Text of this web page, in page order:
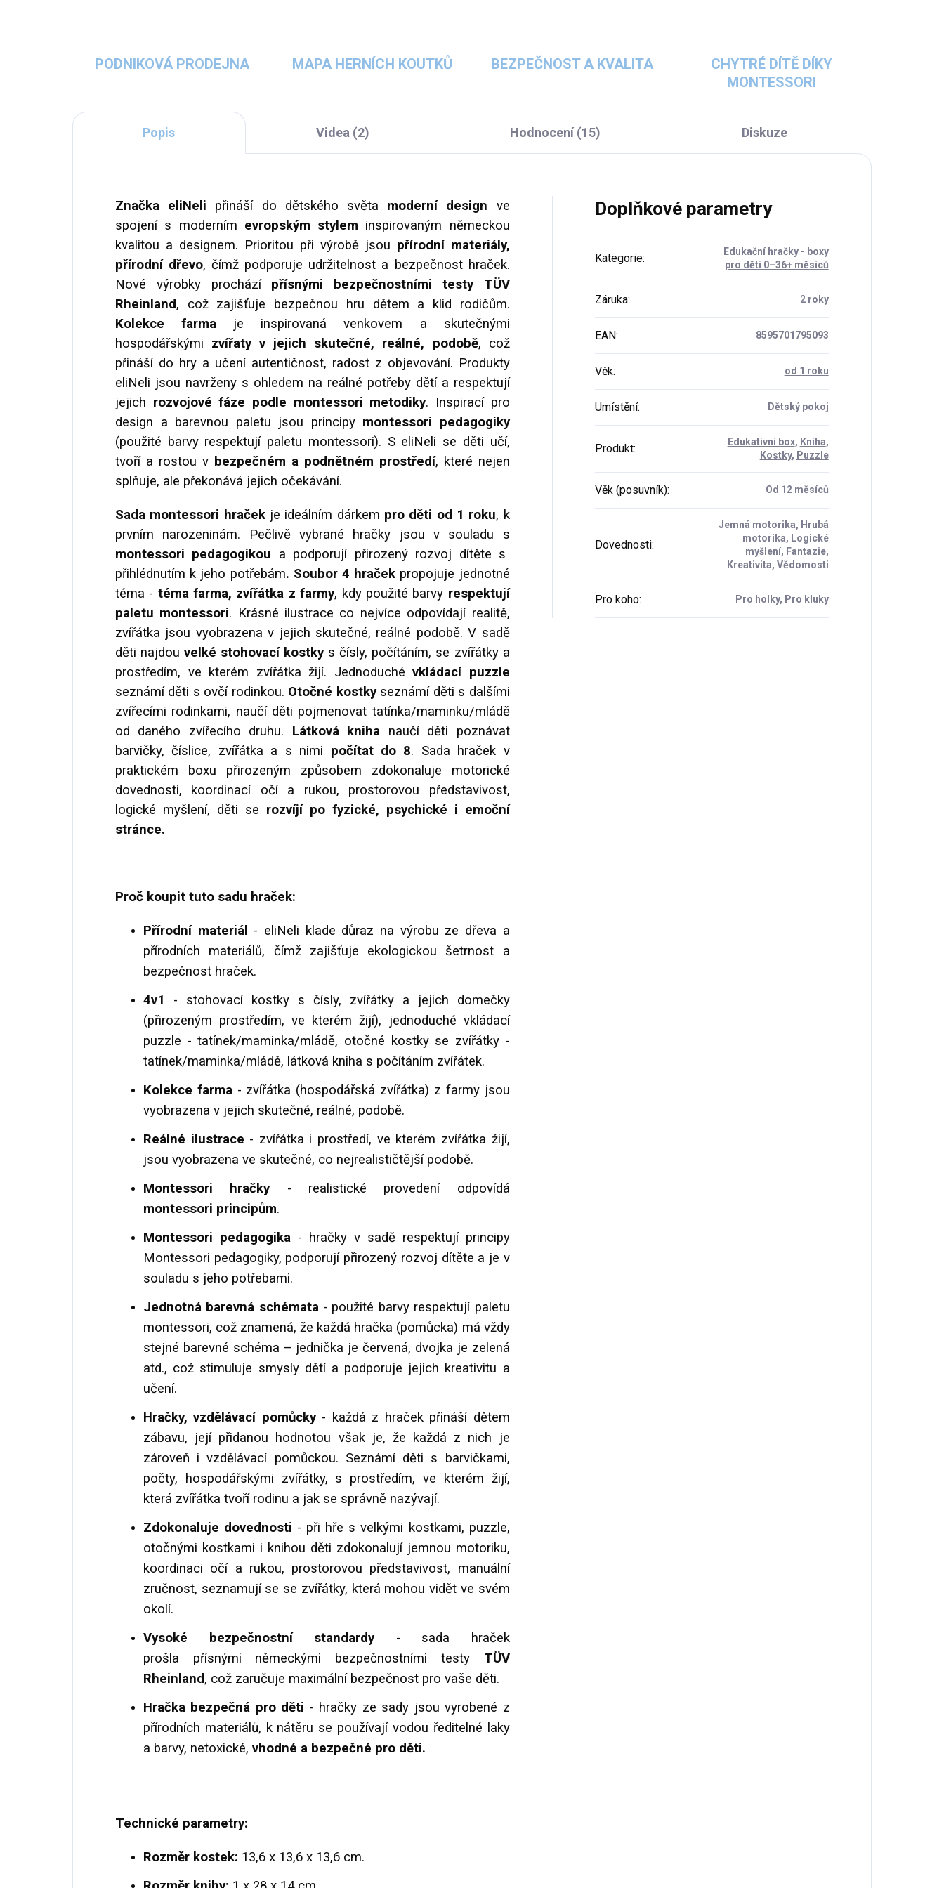
PODNIKOVÁ PRODEJNA MAPA HERNÍCH KOUTKŮ BEZPEČNOST A KVALITA
CHYTRÉ DÍTĚ DÍKY
MONTESSORI
Popis Videa (2) Hodnocení (15) Diskuze
Značka eliNeli přináší do dětského světa moderní design ve
spojení s moderním evropským stylem inspirovaným německou
kvalitou a designem. Prioritou při výrobě jsou přírodní materiály,
přírodní dřevo, čímž podporuje udržitelnost a bezpečnost hraček.
Nové výrobky procházípřísnými bezpečnostními testy TÜV
Rheinland, což zajišťuje bezpečnou hru dětem a klid rodičům.
Kolekce farma je inspirovaná venkovem a skutečnými
hospodářskými zvířaty v jejich skutečné, reálné, podobě, což
přináší do hry a učení autentičnost, radost z objevování. Produkty
eliNeli jsou navrženy s ohledem na reálné potřeby dětí a respektují
jejich rozvojové fáze podle montessori metodiky. Inspirací pro
design a barevnou paletu jsou principy montessori pedagogiky
(použité barvy respektují paletu montessori). S eliNeli se děti učí,
tvoří a rostou vbezpečném a podnětném prostředí, které nejen
splňuje, ale překonává jejich očekávání.
Sada montessori hraček je ideálním dárkem pro děti od 1 roku, k
prvním narozeninám. Pečlivě vybrané hračky jsou v souladu s
montessori pedagogikou a podporují přirozený rozvoj dítěte s
přihlédnutím k jeho potřebám. Soubor 4 hraček propojuje jednotné
téma - téma farma, zvířátka z farmy, kdy použité barvy respektují
paletu montessori. Krásné ilustrace co nejvíce odpovídají realitě,
zvířátka jsou vyobrazena v jejich skutečné, reálné podobě. V sadě
děti najdouvelké stohovací kostkys čísly, počítáním, se zvířátky a
prostředím, ve kterém zvířátka žijí. Jednoduchévkládací puzzle
seznámí děti s ovčí rodinkou. Otočné kostkyseznámí děti s dalšími
zvířecími rodinkami, naučí děti pojmenovat tatínka/maminku/mládě
od daného zvířecího druhu. Látková kniha naučí děti poznávat
barvičky, číslice, zvířátka a s nimi počítat do 8. Sada hraček v
praktickém boxu přirozeným způsobem zdokonaluje motorické
dovednosti, koordinací očí a rukou, prostorovou představivost,
logické myšlení, děti se rozvíjí po fyzické, psychické i emoční
stránce.
Proč koupit tuto sadu hraček:
Přírodní materiál
- eliNeli klade důraz na výrobu ze dřeva a
přírodních materiálů, čímž zajišťuje ekologickou šetrnost a
bezpečnost hraček.
4v1
- stohovací kostky s čísly, zvířátky a jejich domečky
(přirozeným prostředím, ve kterém žijí), jednoduché vkládací
puzzle - tatínek/maminka/mládě, otočné kostky se zvířátky -
tatínek/maminka/mládě, látková kniha s počítáním zvířátek.
Kolekce farma- zvířátka (hospodářská zvířátka) z farmy jsou
vyobrazena v jejich skutečné, reálné, podobě.
Reálné ilustrace - zvířátka i prostředí, ve kterém zvířátka žijí,
jsou vyobrazena ve skutečné, co nejrealističtější podobě.
Montessori hračky- realistické provedení odpovídá
montessori principům.
Montessori pedagogika- hračky v sadě respektují principy
Montessori pedagogiky, podporují přirozený rozvoj dítěte a je v
souladu s jeho potřebami.
Jednotná barevná schémata- použité barvy respektují paletu
montessori, což znamená, že každá hračka (pomůcka) má vždy
stejné barevné schéma – jednička je červená, dvojka je zelená
atd., což stimuluje smysly dětí a podporuje jejich kreativitu a
učení.
Hračky, vzdělávací pomůcky - každá z hraček přináší dětem
zábavu, její přidanou hodnotou však je, že každá z nich je
zároveň i vzdělávací pomůckou. Seznámí děti s barvičkami,
počty, hospodářskými zvířátky, s prostředím, ve kterém žijí,
která zvířátka tvoří rodinu a jak se správně nazývají.
Zdokonaluje dovednosti - při hře s velkými kostkami, puzzle,
otočnými kostkami i knihou děti zdokonalují jemnou motoriku,
koordinaci očí a rukou, prostorovou představivost, manuální
zručnost, seznamují se se zvířátky, která mohou vidět ve svém
okolí.
Vysoké bezpečnostní standardy - sada hraček
prošla přísnými německými bezpečnostními testy TÜV
Rheinland, což zaručuje maximální bezpečnost pro vaše děti.
Hračka bezpečná pro děti - hračky ze sady jsou vyrobené z
přírodních materiálů, k nátěru se používají vodou ředitelné laky
a barvy, netoxické, vhodné a bezpečné pro děti.
Technické parametry:
Rozměr kostek: 13,6 x 13,6 x 13,6 cm.
Doplňkové parametry
Kategorie:
Edukační hračky - boxy
pro děti 0–36+ měsíců
Záruka: 2 roky
EAN: 8595701795093
Věk: od 1 roku
Umístění: Dětský pokoj
Produkt: Edukativní box, Kniha,
Kostky, Puzzle
Věk (posuvník): Od 12 měsíců
Dovednosti:
Jemná motorika, Hrubá
motorika, Logické
myšlení, Fantazie,
Kreativita, Vědomosti
Pro koho: Pro holky, Pro kluky